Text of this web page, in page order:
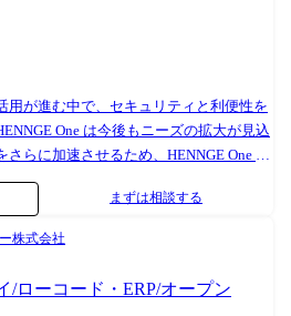
用が進む中で、セキュリティと利便性を
One は今後もニーズの拡大が見込
らに加速させるため、HENNGE One の
環境を今後も強化していく必要があり
はない、Salesforce の知識・経験を活
スの成長基盤を支えてくれる仲間を募集
成長に貢献いただきます。 ビジネスサイ
は、各部署の課題をヒアリングし、
まずは相談する
株式会社
/ローコード・ERP/オープン